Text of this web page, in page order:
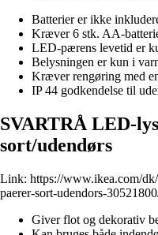
Batterier er ikke
Kræver 6 stk. AA-
LED-pærens levetid er
Belysningen er kun i
Kræver rengøring med
IP 44 godkendelse til
SVARTRÅ LED-
sort/udendørs
Link: https://www.ikea.com/
paerer-sort-udendors-
Giver flot og dekorativ